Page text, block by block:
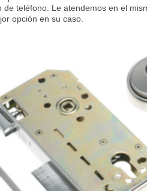
teléfono. Le atendemos en el
opción en su caso.